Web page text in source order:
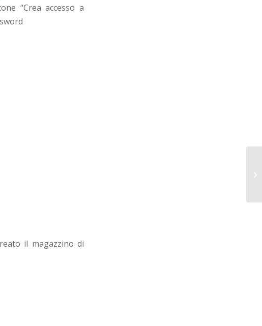
“Crea accesso a
il magazzino di